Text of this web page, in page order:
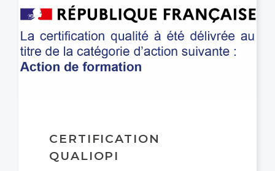
CERTIFICATION
QUALIOPI